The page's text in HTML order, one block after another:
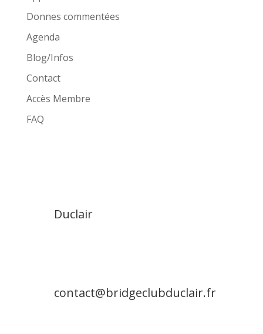
Donnes commentées
Agenda
Blog/Infos
Contact
Accès Membre
FAQ
Duclair
contact@bridgeclubduclair.fr